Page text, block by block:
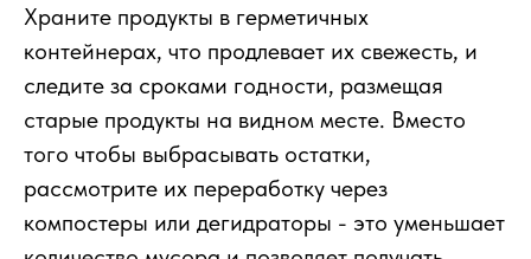
Храните продукты в герметичных
контейнерах, что продлевает их свежесть, и
следите за сроками годности, размещая
старые продукты на видном месте. Вместо
того чтобы выбрасывать остатки,
рассмотрите их переработку через
компостеры или дегидраторы - это уменьшает